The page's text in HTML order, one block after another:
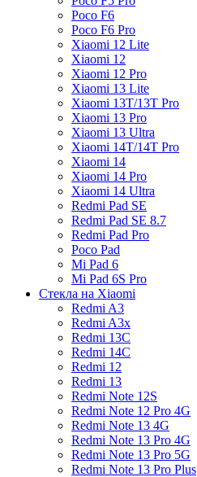
Poco F6
Poco F6 Pro
Xiaomi 12 Lite
Xiaomi 12
Xiaomi 12 Pro
Xiaomi 13 Lite
Xiaomi 13T/13T Pro
Xiaomi 13 Pro
Xiaomi 13 Ultra
Xiaomi 14T/14T Pro
Xiaomi 14
Xiaomi 14 Pro
Xiaomi 14 Ultra
Redmi Pad SE
Redmi Pad SE 8.7
Redmi Pad Pro
Poco Pad
Mi Pad 6
Mi Pad 6S Pro
Стекла на Xiaomi
Redmi A3
Redmi A3x
Redmi 13C
Redmi 14C
Redmi 12
Redmi 13
Redmi Note 12S
Redmi Note 12 Pro 4G
Redmi Note 13 4G
Redmi Note 13 Pro 4G
Redmi Note 13 Pro 5G
Redmi Note 13 Pro Plus